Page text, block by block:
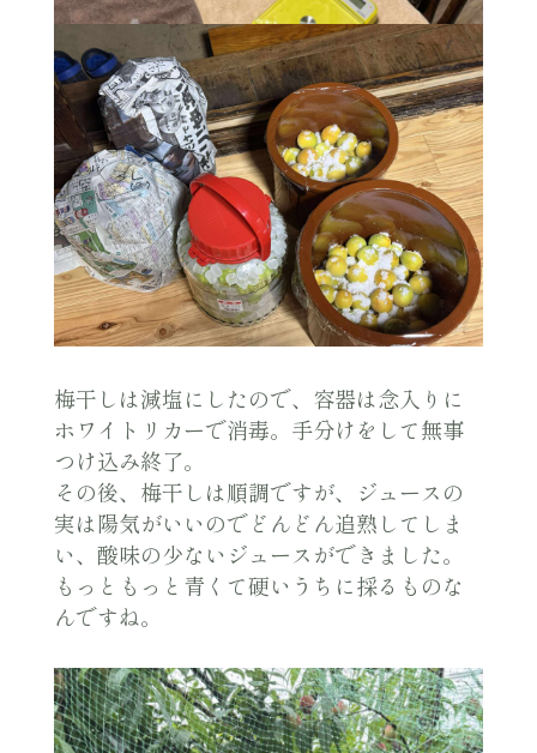
梅干しは減塩にしたので、容器は念入りに
ホワイトリカーで消毒。手分けをして無事
つけ込み終了。
その後、梅干しは順調ですが、ジュースの
実は陽気がいいのでどんどん追熟してしま
い、酸味の少ないジュースができました。
もっともっと青くて硬いうちに採るものな
んですね。